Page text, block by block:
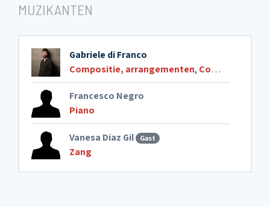
MUZIKANTEN
Gabriele di Franco
Compositie, arrangementen, Componist
Francesco Negro
Piano
Vanesa Diaz Gil Gast
Zang